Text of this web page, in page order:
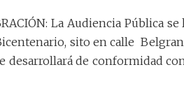
La Audiencia Pública
sito en calle
desarrollará de conformidad